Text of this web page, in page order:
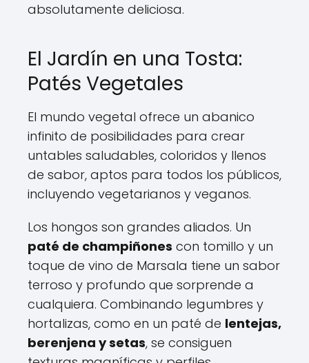
absolutamente deliciosa.
El Jardín en una Tosta:
Patés Vegetales
El mundo vegetal ofrece un abanico
infinito de posibilidades para crear
untables saludables, coloridos y llenos
de sabor, aptos para todos los públicos,
incluyendo vegetarianos y veganos.
Los hongos son grandes aliados. Un
paté de champiñones con tomillo y un
toque de vino de Marsala tiene un sabor
terroso y profundo que sorprende a
cualquiera. Combinando legumbres y
hortalizas, como en un paté de lentejas,
berenjena y setas, se consiguen